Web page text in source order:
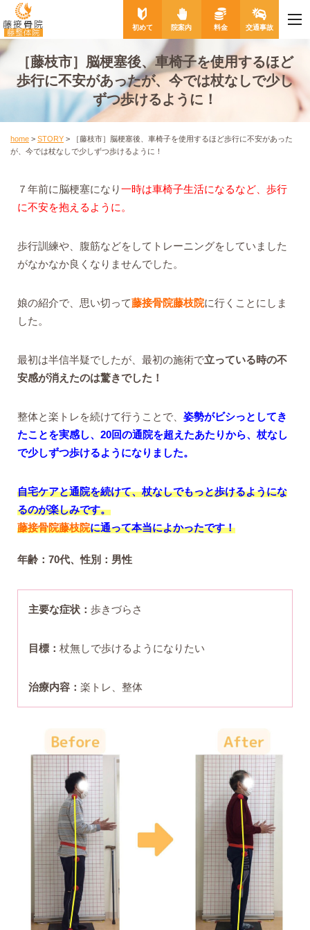
藤接骨院
藤整体院 初めて 院案内 料金 交通事故
［藤枝市］脳梗塞後、車椅子を使用するほど
歩行に不安があったが、今では杖なしで少し
ずつ歩けるように！
home > STORY >
［藤枝市］脳梗塞後、車椅子を使用するほど歩行に不安があった
が、今では杖なしで少しずつ歩けるように！
７年前に脳梗塞になり一時は車椅子生活になるなど、歩行
に不安を抱えるように。
歩行訓練や、腹筋などをしてトレーニングをしていました
がなかなか良くなりませんでした。
娘の紹介で、思い切って藤接骨院藤枝院に行くことにしま
した。
最初は半信半疑でしたが、最初の施術で立っている時の不
安感が消えたのは驚きでした！
整体と楽トレを続けて行うことで、 姿勢がビシっとしてき
たことを実感し、20回の通院を超えたあたりから、杖なし
で少しずつ歩けるようになりました。
自宅ケアと通院を続けて、杖なしでもっと歩けるようにな
るのが楽しみです。
藤接骨院藤枝院に通って本当によかったです！
年齢：70代、性別：男性
主要な症状： 歩きづらさ
目標： 杖無しで歩けるようになりたい
治療内容： 楽トレ、整体